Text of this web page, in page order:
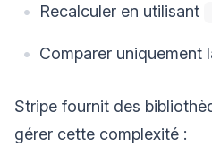
Recalculer en utilisant
Comparer uniquement
Stripe fournit des
gérer cette complexité :